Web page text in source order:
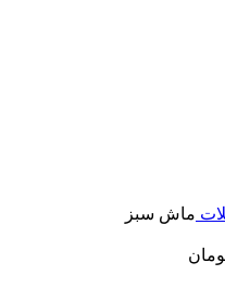
ماش سبز